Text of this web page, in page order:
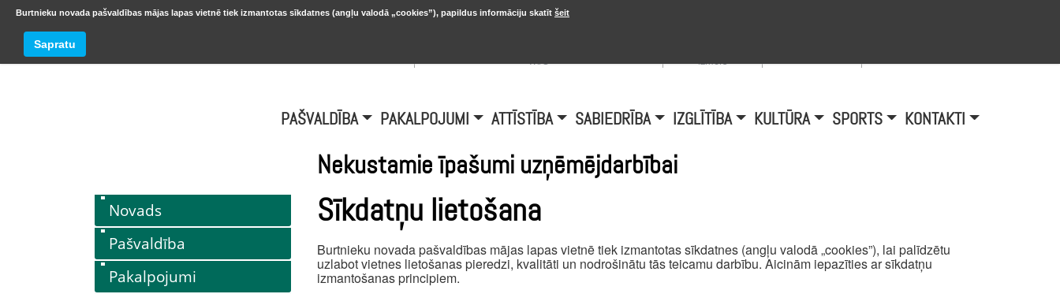
BURTNIEKU NOVADS m/s
izmērs
PAŠVALDĪBA PAKALPOJUMI ATTĪSTĪBA SABIEDRĪBA IZGLĪTĪBA KULTŪRA SPORTS KONTAKTI
Novads
Pašvaldība
Pakalpojumi
Nekustamie īpašumi uzņēmējdarbībai
Sīkdatņu lietošana
Burtnieku novada pašvaldības mājas lapas vietnē tiek izmantotas sīkdatnes (angļu valodā „cookies”), lai palīdzētu
uzlabot vietnes lietošanas pieredzi, kvalitāti un nodrošinātu tās teicamu darbību. Aicinām iepazīties ar sīkdatņu
izmantošanas principiem.
Burtnieku novada pašvaldības mājas lapas vietnē tiek izmantotas sīkdatnes (angļu valodā „cookies”), papildus informāciju skatīt šeit
Sapratu